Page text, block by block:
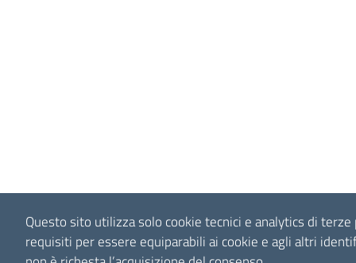
Questo sito utilizza solo cookie tecnici e analytics di
requisiti per essere equiparabili ai cookie e agli altri